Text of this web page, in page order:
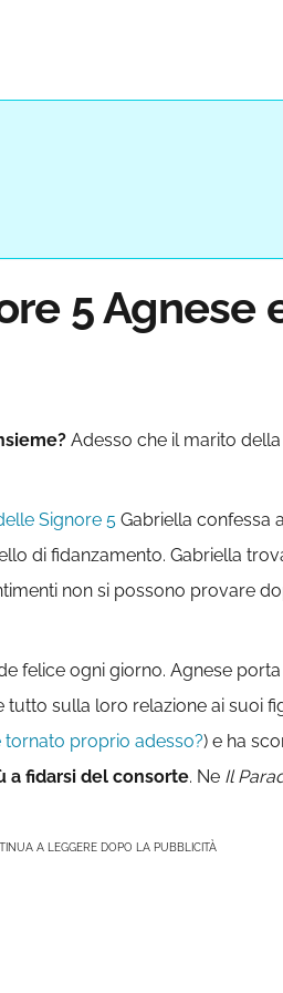
5 Agnese
Adesso che il marito
Signore 5 Gabriella confessa
di fidanzamento. Gabriella
non si possono provare
felice ogni giorno. Agnese
sulla loro relazione ai suoi
tornato proprio adesso?) e ha
a fidarsi del consorte. Ne Il
A LEGGERE DOPO LA PUBBLICITÀ